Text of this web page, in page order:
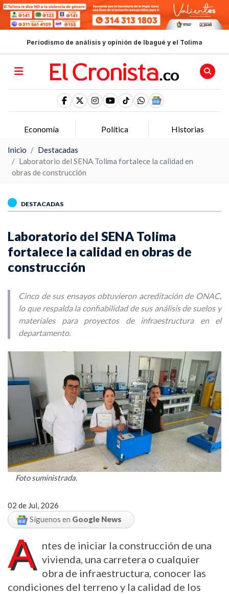
Periodismo de análisis y opinión de Ibagué y el Tolima
Economía Política Historias
Inicio
Destacadas
Laboratorio del SENA Tolima fortalece la calidad en
obras de construcción
DESTACADAS
Laboratorio del SENA Tolima
fortalece la calidad en obras de
construcción
Cinco de sus ensayos obtuvieron acreditación de ONAC,
lo que respalda la confiabilidad de sus análisis de suelos y
materiales para proyectos de infraestructura en el
departamento.
Foto suministrada.
02 de Jul, 2026
Síguenos en Google News
A
ntes de iniciar la construcción de una
vivienda, una carretera o cualquier
obra de infraestructura, conocer las
condiciones del terreno y la calidad de los